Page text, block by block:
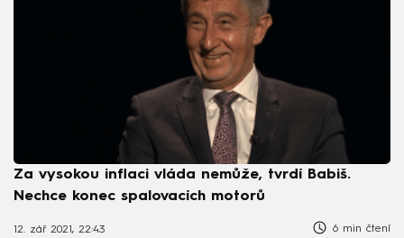
Za vysokou inflaci vláda nemůže, tvrdí Babiš.
Nechce konec spalovacích motorů
12. zář 2021, 22:43 6 min čtení